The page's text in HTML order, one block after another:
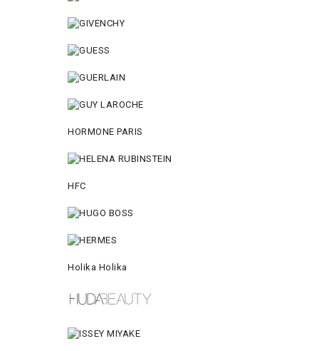
HORMONE PARIS
HFC
Holika Holika